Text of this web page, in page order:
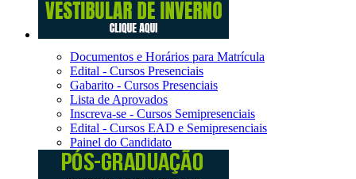
Documentos e Horários para Matrícula
Edital - Cursos Presenciais
Gabarito - Cursos Presenciais
Lista de Aprovados
Inscreva-se - Cursos Semipresenciais
Edital - Cursos EAD e Semipresenciais
Painel do Candidato